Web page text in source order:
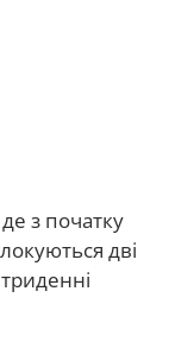
з початку
дві